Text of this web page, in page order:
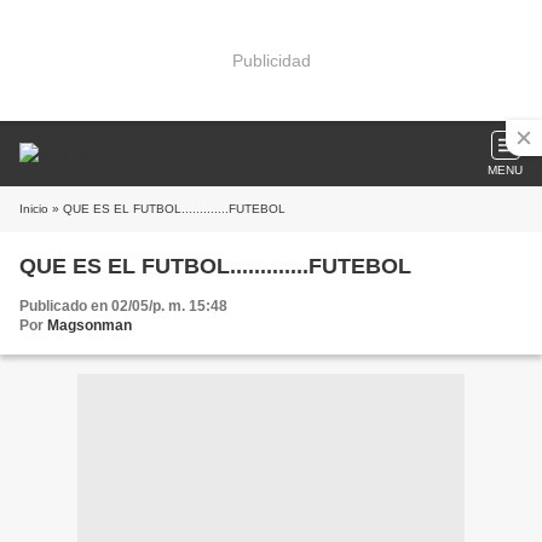
Publicidad
MENU
Inicio » QUE ES EL FUTBOL.............FUTEBOL
QUE ES EL FUTBOL.............FUTEBOL
Publicado en 02/05/p. m. 15:48
Por Magsonman